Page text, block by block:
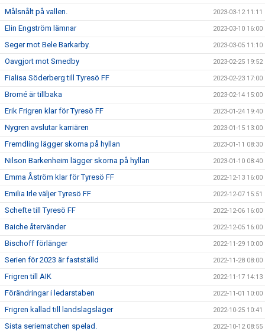
Målsnålt på vallen. 2023-03-12 11:11
Elin Engström lämnar 2023-03-10 16:00
Seger mot Bele Barkarby. 2023-03-05 11:10
Oavgjort mot Smedby 2023-02-25 19:52
Fialisa Söderberg till Tyresö FF 2023-02-23 17:00
Bromé är tillbaka 2023-02-14 15:00
Erik Frigren klar för Tyresö FF 2023-01-24 19:40
Nygren avslutar karriären 2023-01-15 13:00
Fremdling lägger skorna på hyllan 2023-01-11 08:30
Nilson Barkenheim lägger skorna på hyllan 2023-01-10 08:40
Emma Åström klar för Tyresö FF 2022-12-13 16:00
Emilia Irle väljer Tyresö FF 2022-12-07 15:51
Schefte till Tyresö FF 2022-12-06 16:00
Baiche återvänder 2022-12-05 16:00
Bischoff förlänger 2022-11-29 10:00
Serien för 2023 är fastställd 2022-11-28 08:00
Frigren till AIK 2022-11-17 14:13
Förändringar i ledarstaben 2022-11-01 10:00
Frigren kallad till landslagsläger 2022-10-25 10:41
Sista seriematchen spelad. 2022-10-12 08:55